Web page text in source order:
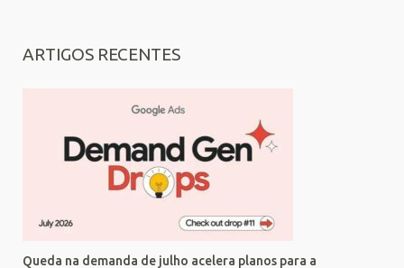
ARTIGOS RECENTES
Queda na demanda de julho acelera planos para a